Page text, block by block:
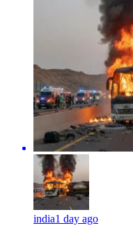
india1 day ago